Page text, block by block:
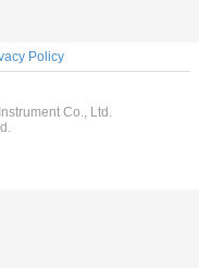
Policy
Co., Ltd.